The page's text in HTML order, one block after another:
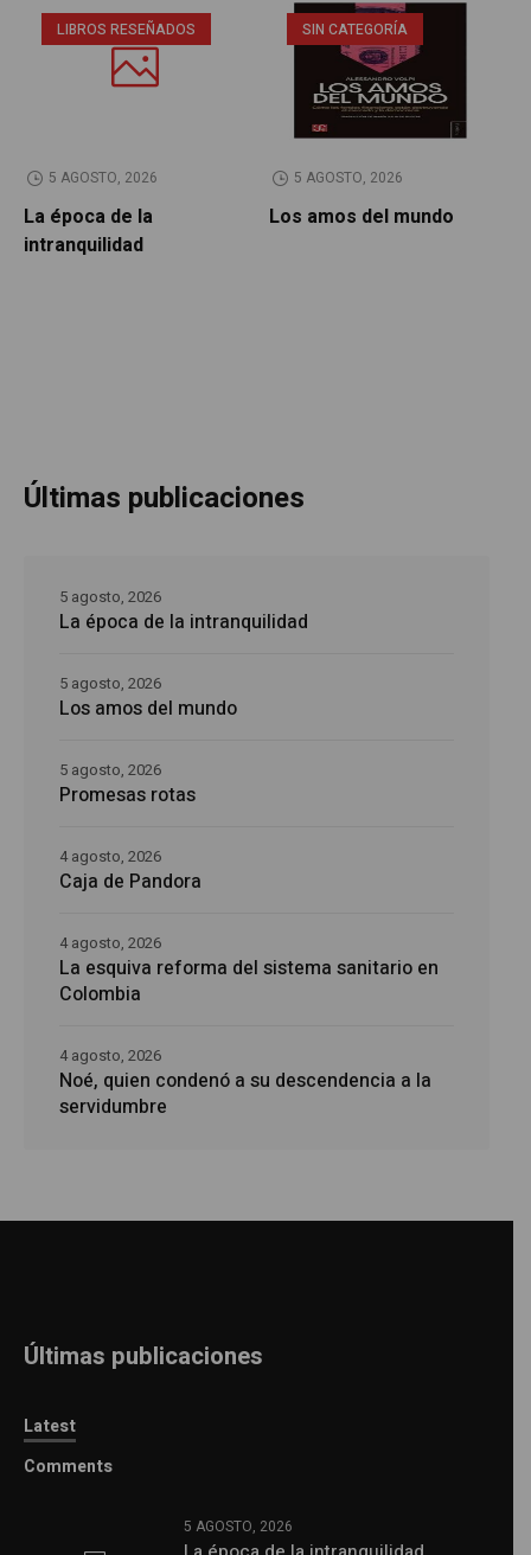
LIBROS RESEÑADOS
5 AGOSTO, 2026
La época de la
intranquilidad
SIN CATEGORÍA
5 AGOSTO, 2026
Los amos del mundo
Últimas publicaciones
La época de la intranquilidad
5 agosto, 2026
Los amos del mundo
5 agosto, 2026
Promesas rotas
5 agosto, 2026
Caja de Pandora
4 agosto, 2026
La esquiva reforma del sistema sanitario en
Colombia
4 agosto, 2026
Noé, quien condenó a su descendencia a la
servidumbre
4 agosto, 2026
Últimas publicaciones
Latest
Comments
5 AGOSTO, 2026